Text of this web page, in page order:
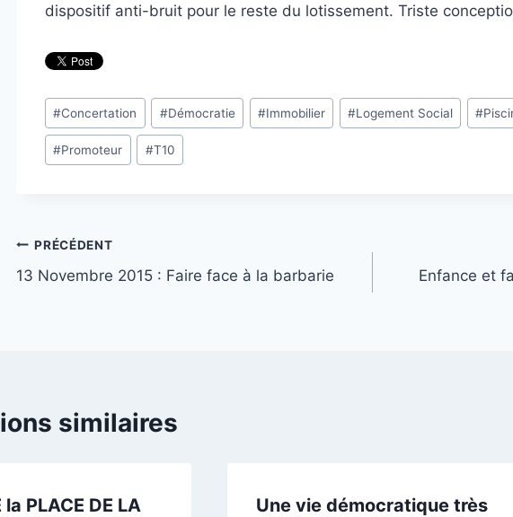
dispositif anti-bruit pour le reste du lotissement. Triste
Étiquettes
de
la
#Concertation #Démocratie #Immobilier #Logement Social #
#Promoteur #T10
Navigation
de
PRÉCÉDENT
13 Novembre 2015 : Faire face à la barbarie
Enfance et
similaires
la PLACE DE LA Une vie démocratique très